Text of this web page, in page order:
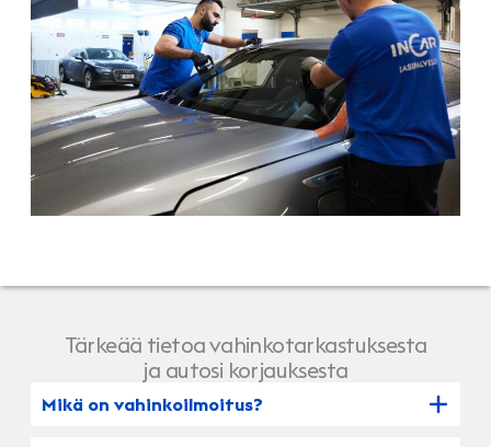
Tärkeää tietoa vahinkotarkastuksesta
ja autosi korjauksesta
Mikä on vahinkoilmoitus?